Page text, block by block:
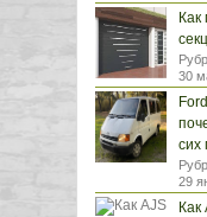
Как
30
сих
29
Как